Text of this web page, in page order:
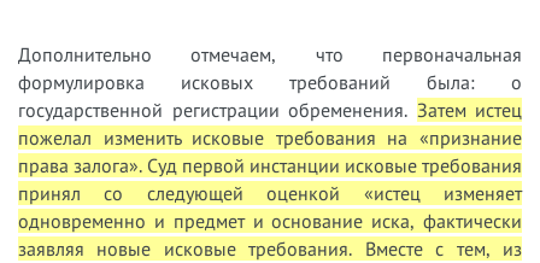
Дополнительно отмечаем, что первоначальная
формулировка исковых требований была: о
государственной регистрации обременения. Затем истец
пожелал изменить исковые требования на «признание
права залога». Суд первой инстанции исковые требования
принял со следующей оценкой «истец изменяет
одновременно и предмет и основание иска, фактически
заявляя новые исковые требования. Вместе с тем, из